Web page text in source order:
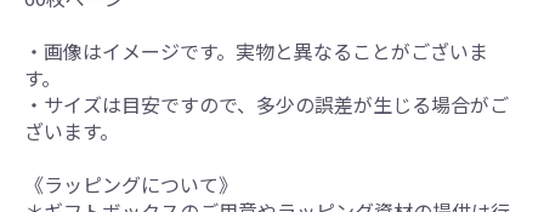
・画像はイメージです。実物と異なることがございま
す。
・サイズは目安ですので、多少の誤差が生じる場合がご
ざいます。
《ラッピングについて》